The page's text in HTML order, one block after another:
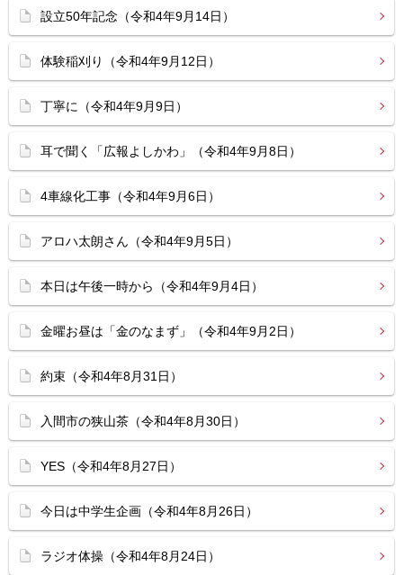
設立50年記念（令和4年9月14日）
体験稲刈り（令和4年9月12日）
丁寧に（令和4年9月9日）
耳で聞く「広報よしかわ」（令和4年9月8日）
4車線化工事（令和4年9月6日）
アロハ太朗さん（令和4年9月5日）
本日は午後一時から（令和4年9月4日）
金曜お昼は「金のなまず」（令和4年9月2日）
約束（令和4年8月31日）
入間市の狭山茶（令和4年8月30日）
YES（令和4年8月27日）
今日は中学生企画（令和4年8月26日）
ラジオ体操（令和4年8月24日）